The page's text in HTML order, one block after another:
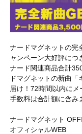
ナードマグネットの完
ャンペーン大好評につ
ナード関連商品合計
ドマグネットの新曲
届け！72時間以内に
手数料は合計額に含み
ナードマグネット
オフィシャルWEB